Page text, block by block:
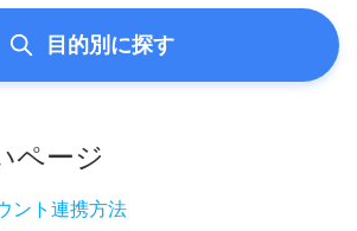
目的別に探す
ページ
ント連携方法